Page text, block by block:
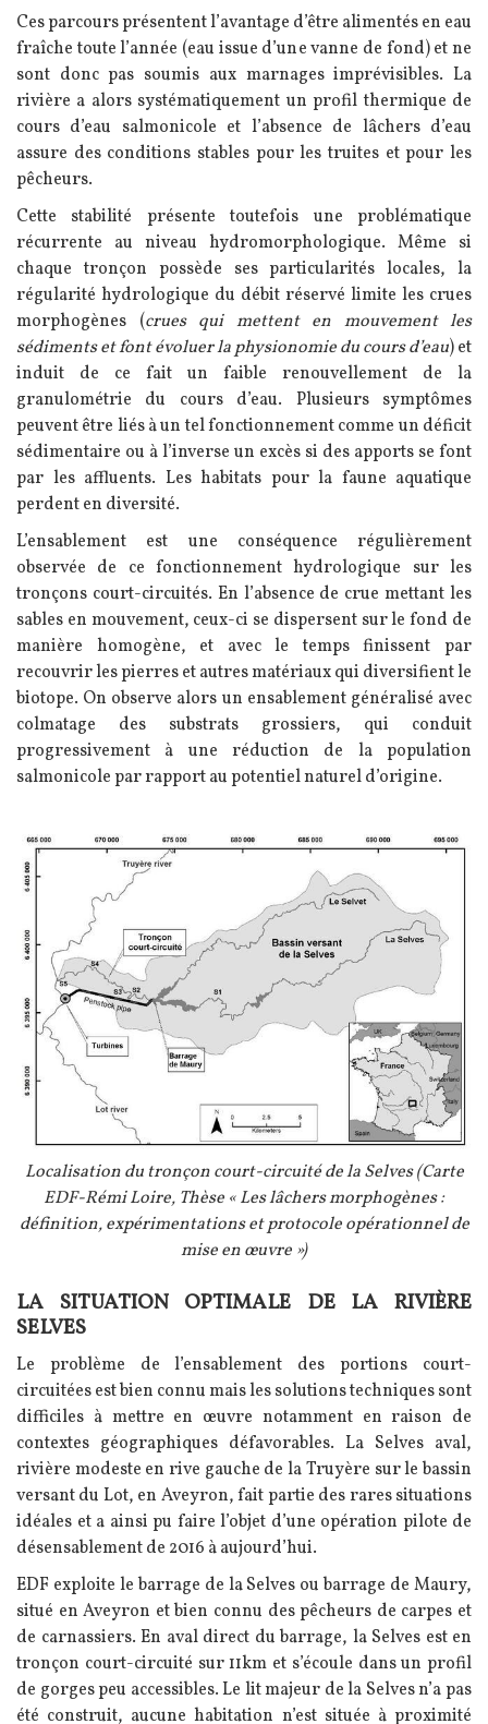
Ces parcours présentent l’avantage d’être alimentés en eau
fraîche toute l’année (eau issue d’une vanne de fond) et ne
sont donc pas soumis aux marnages imprévisibles. La
rivière a alors systématiquement un profil thermique de
cours d’eau salmonicole et l’absence de lâchers d’eau
assure des conditions stables pour les truites et pour les
pêcheurs.
Cette stabilité présente toutefois une problématique
récurrente au niveau hydromorphologique. Même si
chaque tronçon possède ses particularités locales, la
régularité hydrologique du débit réservé limite les crues
morphogènes (crues qui mettent en mouvement les
sédiments et font évoluer la physionomie du cours d’eau) et
induit de ce fait un faible renouvellement de la
granulométrie du cours d’eau. Plusieurs symptômes
peuvent être liés à un tel fonctionnement comme un déficit
sédimentaire ou à l’inverse un excès si des apports se font
par les affluents. Les habitats pour la faune aquatique
perdent en diversité.
L’ensablement est une conséquence régulièrement
observée de ce fonctionnement hydrologique sur les
tronçons court-circuités. En l’absence de crue mettant les
sables en mouvement, ceux-ci se dispersent sur le fond de
manière homogène, et avec le temps finissent par
recouvrir les pierres et autres matériaux qui diversifient le
biotope. On observe alors un ensablement généralisé avec
colmatage des substrats grossiers, qui conduit
progressivement à une réduction de la population
salmonicole par rapport au potentiel naturel d’origine.
Image
Légende
Localisation du tronçon court-circuité de la Selves (Carte
EDF-Rémi Loire, Thèse « Les lâchers morphogènes :
définition, expérimentations et protocole opérationnel de
mise en œuvre »)
Texte
LA SITUATION OPTIMALE DE LA RIVIÈRE
SELVES
Le problème de l’ensablement des portions court-
circuitées est bien connu mais les solutions techniques sont
difficiles à mettre en œuvre notamment en raison de
contextes géographiques défavorables. La Selves aval,
rivière modeste en rive gauche de la Truyère sur le bassin
versant du Lot, en Aveyron, fait partie des rares situations
idéales et a ainsi pu faire l’objet d’une opération pilote de
désensablement de 2016 à aujourd’hui.
EDF exploite le barrage de la Selves ou barrage de Maury,
situé en Aveyron et bien connu des pêcheurs de carpes et
de carnassiers. En aval direct du barrage, la Selves est en
tronçon court-circuité sur 11km et s’écoule dans un profil
de gorges peu accessibles. Le lit majeur de la Selves n’a pas
été construit, aucune habitation n’est située à proximité